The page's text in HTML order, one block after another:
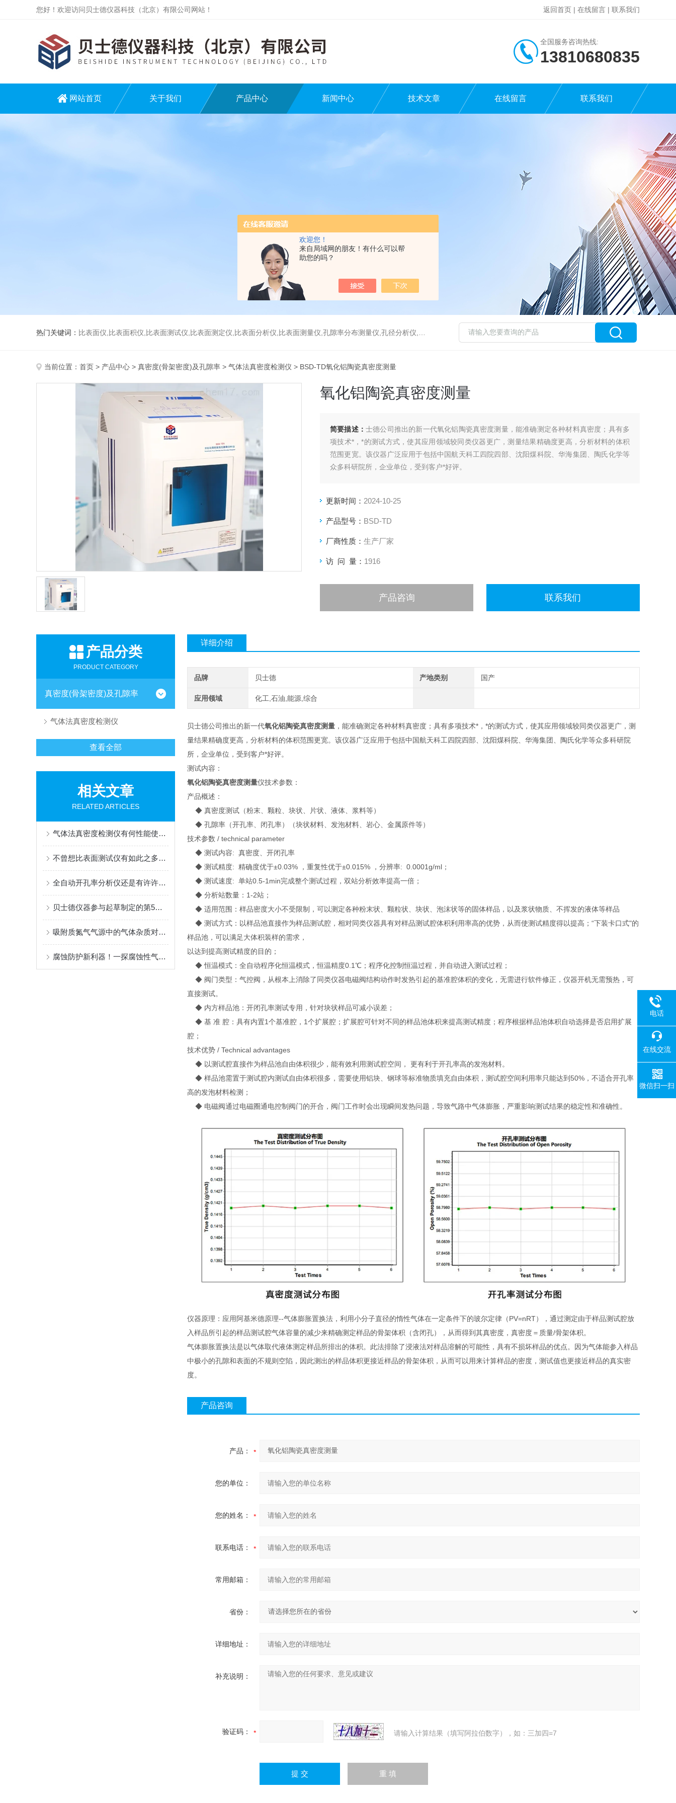
欢迎您！
来自局域网的朋友！有什么可以帮
助您的吗？
您好！欢迎访问贝士德仪器科技（北京）有限公司网站！ 返回首页 | 在线留言 | 联系我们
全国服务咨询热线:
13810680835
网站首页 关于我们 产品中心 新闻中心 技术文章 在线留言 联系我们
热门关键词： 比表面仪,比表面积仪,比表面测试仪,比表面测定仪,比表面分析仪,比表面测量仪,孔隙率分布测量仪,孔径分析仪,孔径测试仪,孔结构分析仪
当前位置： 首页 > 产品中心 > 真密度(骨架密度)及孔隙率 > 气体法真密度检测仪 > BSD-TD氧化铝陶瓷真密度测量
氧化铝陶瓷真密度测量
简要描述： 士德公司推出的新一代氧化铝陶瓷真密度测量，能准确测定各种材料真密度；具有多
项技术*，*的测试方式，使其应用领域较同类仪器更广，测量结果精确度更高，分析材料的体积
范围更宽。该仪器广泛应用于包括中国航天科工四院四部、沈阳煤科院、华海集团、陶氏化学等
众多科研院所，企业单位，受到客户*好评。
更新时间： 2024-10-25
产品型号： BSD-TD
厂商性质： 生产厂家
访 问 量： 1916
产品咨询 联系我们
产品分类
PRODUCT CATEGORY
真密度(骨架密度)及孔隙率
气体法真密度检测仪
查看全部
相关文章
RELATED ARTICLES
气体法真密度检测仪有何性能使你如此看好
不曾想比表面测试仪有如此之多的功能
全自动开孔率分析仪还是有许许多多功能的
贝士德仪器参与起草制定的第5部国家标准颁布实施
吸附质氮气气源中的气体杂质对吸附过程的影响
腐蚀防护新利器！一探腐蚀性气体吸附仪的广泛用途
详细介绍
品牌 贝士德 产地类别 国产
应用领域 化工,石油,能源,综合
贝士德公司推出的新一代氧化铝陶瓷真密度测量 ，能准确测定各种材料真密度；具有多项技术*，*的测试方式，使其应用领域较同类仪器更广，测
量结果精确度更高，分析材料的体积范围更宽。该仪器广泛应用于包括中国航天科工四院四部、沈阳煤科院、华海集团、陶氏化学等众多科研院
所，企业单位，受到客户*好评。
测试内容：
氧化铝陶瓷真密度测量仪技术参数：
产品概述：
◆ 真密度测试（粉末、颗粒、块状、片状、液体、浆料等）
◆ 孔隙率（开孔率、闭孔率）（块状材料、发泡材料、岩心、金属原件等）
技术参数 / technical parameter
◆ 测试内容: 真密度、开闭孔率
◆ 测试精度: 精确度优于±0.03% ，重复性优于±0.015% ，分辨率: 0.0001g/ml；
◆ 测试速度: 单站0.5-1min完成整个测试过程，双站分析效率提高一倍；
◆ 分析站数量：1-2站；
◆ 适用范围：样品密度大小不受限制，可以测定各种粉末状、颗粒状、块状、泡沫状等的固体样品，以及浆状物质、不挥发的液体等样品
◆ 测试方式：以样品池直接作为样品测试腔，相对同类仪器具有对样品测试腔体积利用率高的优势，从而使测试精度得以提高；“下装卡口式"的
样品池，可以满足大体积装样的需求，
以达到提高测试精度的目的；
◆ 恒温模式：全自动程序化恒温模式，恒温精度0.1℃；程序化控制恒温过程，并自动进入测试过程；
◆ 阀门类型：气控阀，从根本上消除了同类仪器电磁阀结构动作时发热引起的基准腔体积的变化，无需进行软件修正，仪器开机无需预热，可
直接测试。
◆ 内方样品池：开闭孔率测试专用，针对块状样品可减小误差；
◆ 基 准 腔：具有内置1个基准腔，1个扩展腔；扩展腔可针对不同的样品池体积来提高测试精度；程序根据样品池体积自动选择是否启用扩展
腔；
技术优势 / Technical advantages
◆ 以测试腔直接作为样品池自由体积很少，能有效利用测试腔空间， 更有利于开孔率高的发泡材料。
◆ 样品池需置于测试腔内测试自由体积很多，需要使用铝块、钢球等标准物质填充自由体积，测试腔空间利用率只能达到50%，不适合开孔率
高的发泡材料检测；
◆ 电磁阀通过电磁圈通电控制阀门的开合，阀门工作时会出现瞬间发热问题，导致气路中气体膨胀，严重影响测试结果的稳定性和准确性。
仪器原理：应用阿基米德原理--气体膨胀置换法，利用小分子直径的惰性气体在一定条件下的玻尔定律（PV=nRT），通过测定由于样品测试腔放
入样品所引起的样品测试腔气体容量的减少来精确测定样品的骨架体积（含闭孔），从而得到其真密度，真密度＝质量/骨架体积。
气体膨胀置换法是以气体取代液体测定样品所排出的体积。此法排除了浸液法对样品溶解的可能性，具有不损坏样品的优点。因为气体能参入样品
中极小的孔隙和表面的不规则空陷，因此测出的样品体积更接近样品的骨架体积，从而可以用来计算样品的密度，测试值也更接近样品的真实密
度。
产品咨询
产品：
您的单位：
您的姓名：
联系电话：
常用邮箱：
省份：
详细地址：
补充说明：
验证码： 请输入计算结果（填写阿拉伯数字），如：三加四=7
电话
在线交流
微信扫一扫